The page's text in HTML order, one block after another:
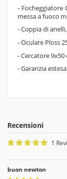
- Focheggiatore
messa a fuoco
- Coppia di
- Oculare Ploss
- Cercatore
- Garanzia
Recensioni
1
buon newton